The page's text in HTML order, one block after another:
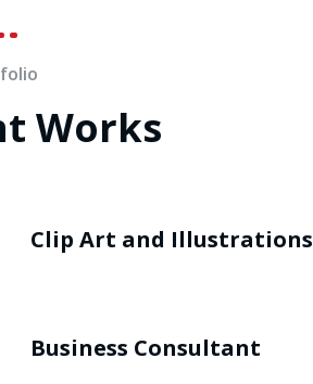
Works
Clip Art and Illustrations
Business Consultant